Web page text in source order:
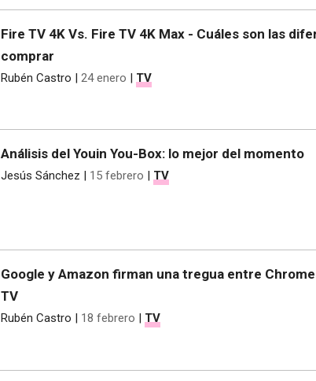
Fire TV 4K Vs. Fire TV 4K Max - Cuáles son las
comprar
Rubén Castro | 24 enero | TV
Análisis del Youin You-Box: lo mejor del momento
Jesús Sánchez 15 febrero TV
Google y Amazon firman una tregua entre
TV
Rubén Castro | 18 febrero | TV